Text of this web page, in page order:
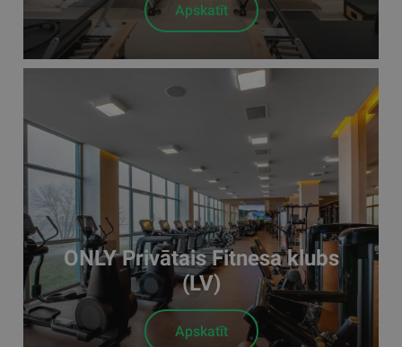
Apskatīt
ONLY Privātais Fitnesa klubs
(LV)
Apskatīt